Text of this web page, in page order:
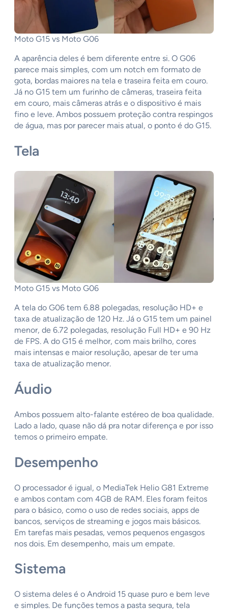
Moto G15 vs Moto G06
A aparência deles é bem diferente entre si. O G06
parece mais simples, com um notch em formato de
gota, bordas maiores na tela e traseira feita em couro.
Já no G15 tem um furinho de câmeras, traseira feita
em couro, mais câmeras atrás e o dispositivo é mais
fino e leve. Ambos possuem proteção contra respingos
de água, mas por parecer mais atual, o ponto é do G15.
Tela
Moto G15 vs Moto G06
A tela do G06 tem 6.88 polegadas, resolução HD+ e
taxa de atualização de 120 Hz. Já o G15 tem um painel
menor, de 6.72 polegadas, resolução Full HD+ e 90 Hz
de FPS. A do G15 é melhor, com mais brilho, cores
mais intensas e maior resolução, apesar de ter uma
taxa de atualização menor.
Áudio
Ambos possuem alto-falante estéreo de boa qualidade.
Lado a lado, quase não dá pra notar diferença e por isso
temos o primeiro empate.
Desempenho
O processador é igual, o MediaTek Helio G81 Extreme
e ambos contam com 4GB de RAM. Eles foram feitos
para o básico, como o uso de redes sociais, apps de
bancos, serviços de streaming e jogos mais básicos.
Em tarefas mais pesadas, vemos pequenos engasgos
nos dois. Em desempenho, mais um empate.
Sistema
O sistema deles é o Android 15 quase puro e bem leve
e simples. De funções temos a pasta segura, tela